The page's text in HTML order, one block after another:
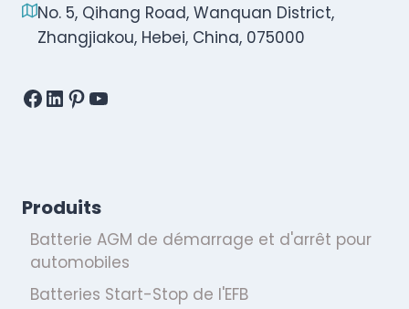
No. 5, Qihang Road, Wanquan District,
Zhangjiakou, Hebei, China, 075000
Facebook
LinkedIn
Pinterest
YouTube
Produits
Batterie AGM de démarrage et d'arrêt pour
automobiles
Batteries Start-Stop de l'EFB